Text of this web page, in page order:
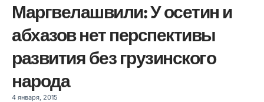
Маргвелашвили: У осетин и
абхазов нет перспективы
развития без грузинского
народа
4 января, 2015